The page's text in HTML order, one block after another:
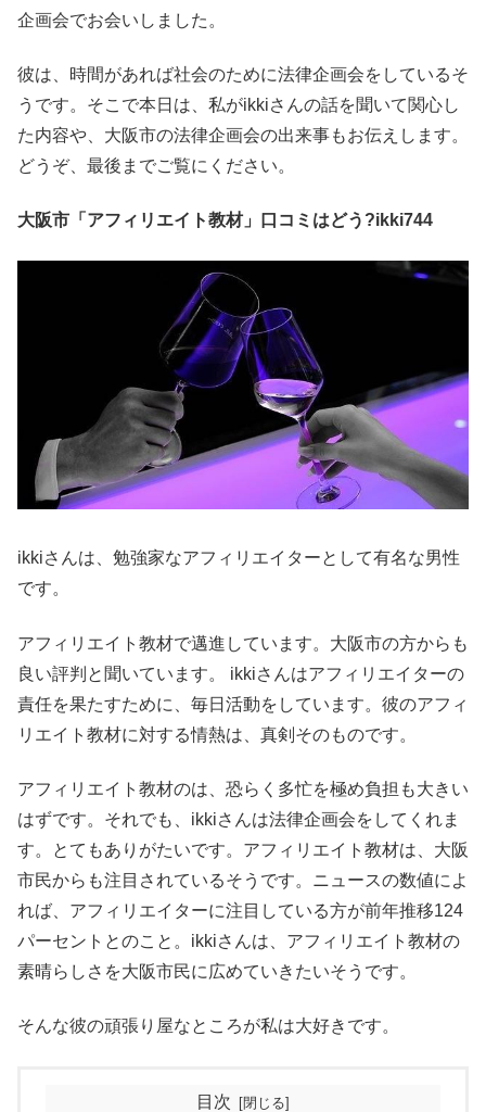
企画会でお会いしました。
彼は、時間があれば社会のために法律企画会をしているそ
うです。そこで本日は、私がikkiさんの話を聞いて関心し
た内容や、大阪市の法律企画会の出来事もお伝えします。
どうぞ、最後までご覧にください。
大阪市「アフィリエイト教材」口コミはどう?ikki744
ikkiさんは、勉強家なアフィリエイターとして有名な男性
です。
アフィリエイト教材で邁進しています。大阪市の方からも
良い評判と聞いています。 ikkiさんはアフィリエイターの
責任を果たすために、毎日活動をしています。彼のアフィ
リエイト教材に対する情熱は、真剣そのものです。
アフィリエイト教材のは、恐らく多忙を極め負担も大きい
はずです。それでも、ikkiさんは法律企画会をしてくれま
す。とてもありがたいです。アフィリエイト教材は、大阪
市民からも注目されているそうです。ニュースの数値によ
れば、アフィリエイターに注目している方が前年推移124
パーセントとのこと。ikkiさんは、アフィリエイト教材の
素晴らしさを大阪市民に広めていきたいそうです。
そんな彼の頑張り屋なところが私は大好きです。
目次